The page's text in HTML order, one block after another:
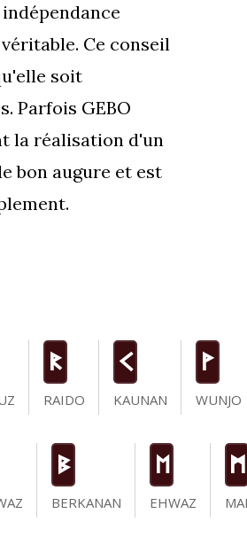
Ce conseil
soit
Parfois GEBO
la réalisation d'un
bon augure et est
R
RAIDO
K
KAUNAN
W
WUNJO
B
BERKANAN
E
EHWAZ
M